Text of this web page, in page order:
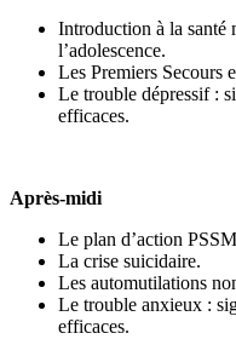
Introduction à la santé
l’adolescence.
Les Premiers Secours
Le trouble dépressif :
efficaces.
Après-midi
Le plan d’action
La crise suicidaire.
Les automutilations
Le trouble anxieux :
efficaces.